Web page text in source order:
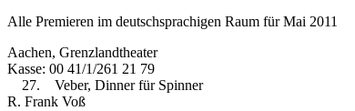
Alle Premieren im deutschsprachigen Raum für Mai 2011
Aachen, Grenzlandtheater
Kasse: 00 41/1/261 21 79
27. Veber, Dinner für Spinner
R. Frank Voß